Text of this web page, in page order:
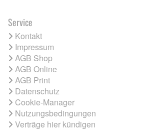
Service
Kontakt
Impressum
AGB Shop
AGB Online
AGB Print
Datenschutz
Cookie-Manager
Nutzungsbedingungen
Verträge hier kündigen